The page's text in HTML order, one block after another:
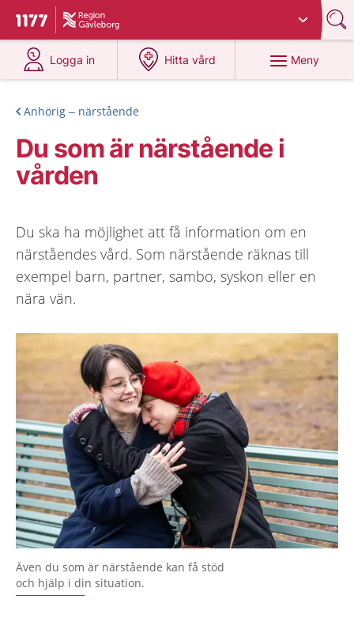
Till startsidan för 1177
Du har valt region
Logga in
på 1177.se
Hitta vård
på 1177.se
Meny
Anhörig – närstående
Du som är närstående i
vården
Du ska ha möjlighet att få information om en
närståendes vård. Som närstående räknas till
exempel barn, partner, sambo, syskon eller en
nära vän.
Även du som är närstående kan få stöd
och hjälp i din situation.